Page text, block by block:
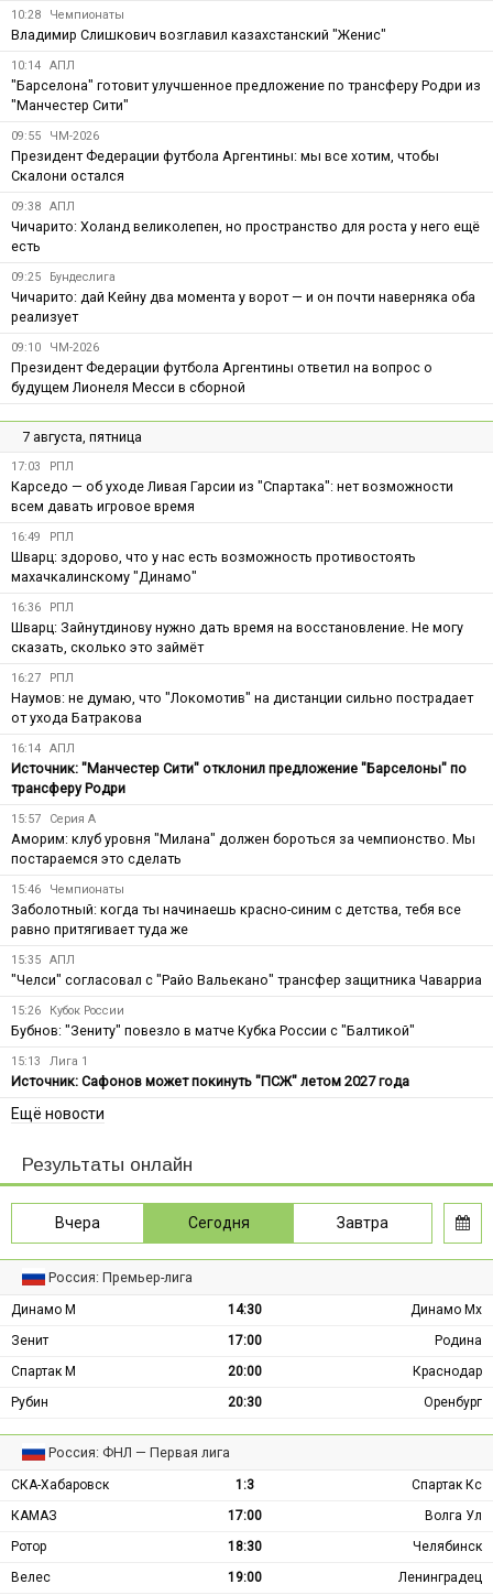
10:28 Чемпионаты
Владимир Слишкович возглавил казахстанский "Женис"
10:14 АПЛ
"Барселона" готовит улучшенное предложение по трансферу Родри из
"Манчестер Сити"
09:55 ЧМ-2026
Президент Федерации футбола Аргентины: мы все хотим, чтобы
Скалони остался
09:38 АПЛ
Чичарито: Холанд великолепен, но пространство для роста у него ещё
есть
09:25 Бундеслига
Чичарито: дай Кейну два момента у ворот — и он почти наверняка оба
реализует
09:10 ЧМ-2026
Президент Федерации футбола Аргентины ответил на вопрос о
будущем Лионеля Месси в сборной
7 августа, пятница
17:03 РПЛ
Карседо — об уходе Ливая Гарсии из "Спартака": нет возможности
всем давать игровое время
16:49 РПЛ
Шварц: здорово, что у нас есть возможность противостоять
махачкалинскому "Динамо"
16:36 РПЛ
Шварц: Зайнутдинову нужно дать время на восстановление. Не могу
сказать, сколько это займёт
16:27 РПЛ
Наумов: не думаю, что "Локомотив" на дистанции сильно пострадает
от ухода Батракова
16:14 АПЛ
Источник: "Манчестер Сити" отклонил предложение "Барселоны" по
трансферу Родри
15:57 Серия А
Аморим: клуб уровня "Милана" должен бороться за чемпионство. Мы
постараемся это сделать
15:46 Чемпионаты
Заболотный: когда ты начинаешь красно-синим с детства, тебя все
равно притягивает туда же
15:35 АПЛ
"Челси" согласовал с "Райо Вальекано" трансфер защитника Чаварриа
15:26 Кубок России
Бубнов: "Зениту" повезло в матче Кубка России с "Балтикой"
15:13 Лига 1
Источник: Сафонов может покинуть "ПСЖ" летом 2027 года
Ещё новости
Результаты онлайн
Вчера Сегодня Завтра
Россия: Премьер-лига
Динамо М 14:30
Динамо Мх
Зенит
17:00
Родина
Спартак М
20:00
Краснодар
Рубин
20:30 Оренбург
Россия: ФНЛ — Первая лига
СКА-Хабаровск 1:3
Спартак Кс
КАМАЗ
17:00
Волга Ул
Ротор
18:30
Челябинск
Велес
19:00 Ленинградец